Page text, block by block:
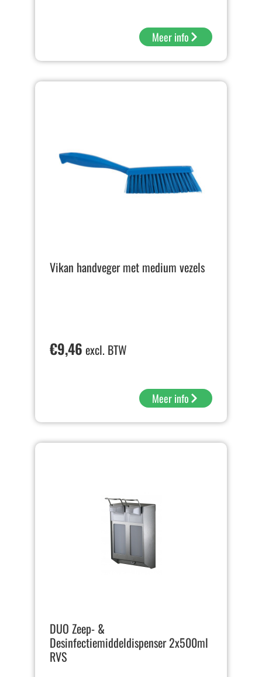
Meer info
Vikan handveger met medium vezels
€9,46 excl. BTW
Meer info
DUO Zeep- &
Desinfectiemiddeldispenser 2x500ml
RVS